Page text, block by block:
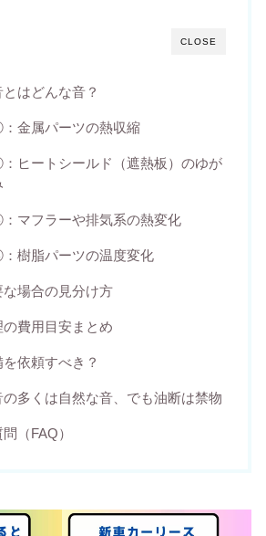
CLOSE
はどんな音？
金属パーツの熱収縮
ヒートシールド（遮熱板）のゆが
マフラーや排気系の熱変化
樹脂パーツの温度変化
な場合の見分け方
の費用目安まとめ
依頼すべき？
の多くは自然な音、でも油断は禁物
（FAQ）